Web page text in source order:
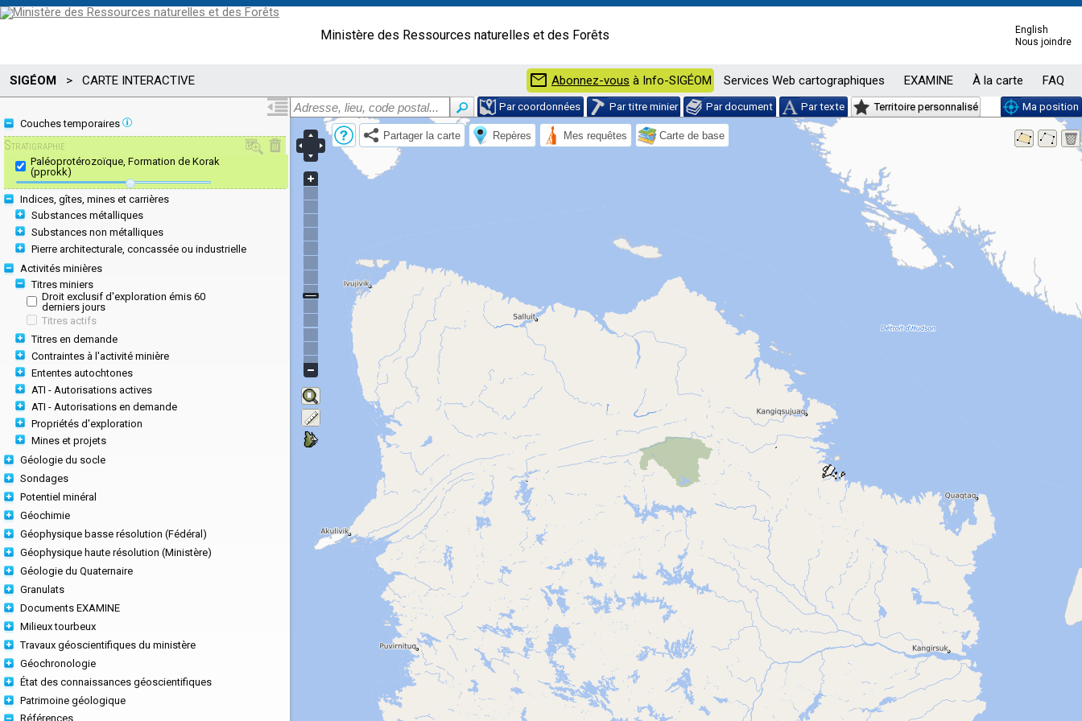
Ministère des Ressources naturelles et des Forêts
English
Nous joindre
SIGÉOM > CARTE INTERACTIVE mail Abonnez-vous à Info-SIGÉOM Services Web cartographiques EXAMINE À la carte FAQ
Par coordonnées Par titre minier Par document Par texte Territoire personnalisé
Ma position
Couches temporaires
Stratigraphie
Paléoprotérozoïque, Formation de Korak
(pprokk)
Indices, gîtes, mines et carrières
Substances métalliques
Substances non métalliques
Pierre architecturale, concassée ou industrielle
Activités minières
Titres miniers
Droit exclusif d'exploration émis 60
derniers jours
Titres actifs
Titres en demande
Contraintes à l'activité minière
Ententes autochtones
ATI - Autorisations actives
ATI - Autorisations en demande
Propriétés d'exploration
Mines et projets
Géologie du socle
Sondages
Potentiel minéral
Géochimie
Géophysique basse résolution (Fédéral)
Géophysique haute résolution (Ministère)
Géologie du Quaternaire
Granulats
Documents EXAMINE
Milieux tourbeux
Travaux géoscientifiques du ministère
Géochronologie
État des connaissances géoscientifiques
Patrimoine géologique
Références
Partager la carte Repères Mes requêtes Carte de base